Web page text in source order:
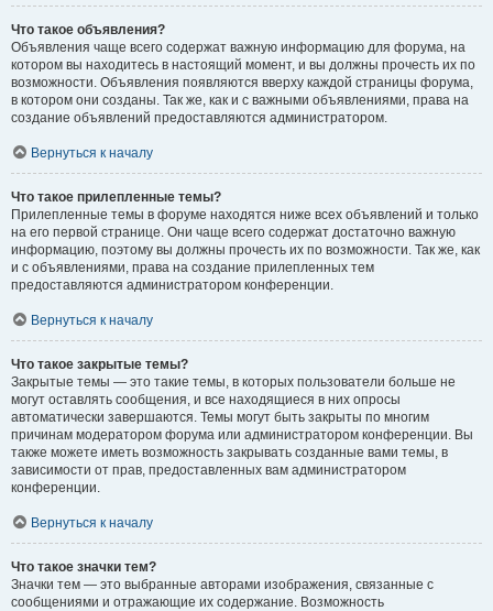
Что такое объявления?
Объявления чаще всего содержат важную информацию для форума, на
котором вы находитесь в настоящий момент, и вы должны прочесть их по
возможности. Объявления появляются вверху каждой страницы форума,
в котором они созданы. Так же, как и с важными объявлениями, права на
создание объявлений предоставляются администратором.
Вернуться к началу
Что такое прилепленные темы?
Прилепленные темы в форуме находятся ниже всех объявлений и только
на его первой странице. Они чаще всего содержат достаточно важную
информацию, поэтому вы должны прочесть их по возможности. Так же, как
и с объявлениями, права на создание прилепленных тем
предоставляются администратором конференции.
Вернуться к началу
Что такое закрытые темы?
Закрытые темы — это такие темы, в которых пользователи больше не
могут оставлять сообщения, и все находящиеся в них опросы
автоматически завершаются. Темы могут быть закрыты по многим
причинам модератором форума или администратором конференции. Вы
также можете иметь возможность закрывать созданные вами темы, в
зависимости от прав, предоставленных вам администратором
конференции.
Вернуться к началу
Что такое значки тем?
Значки тем — это выбранные авторами изображения, связанные с
сообщениями и отражающие их содержание. Возможность